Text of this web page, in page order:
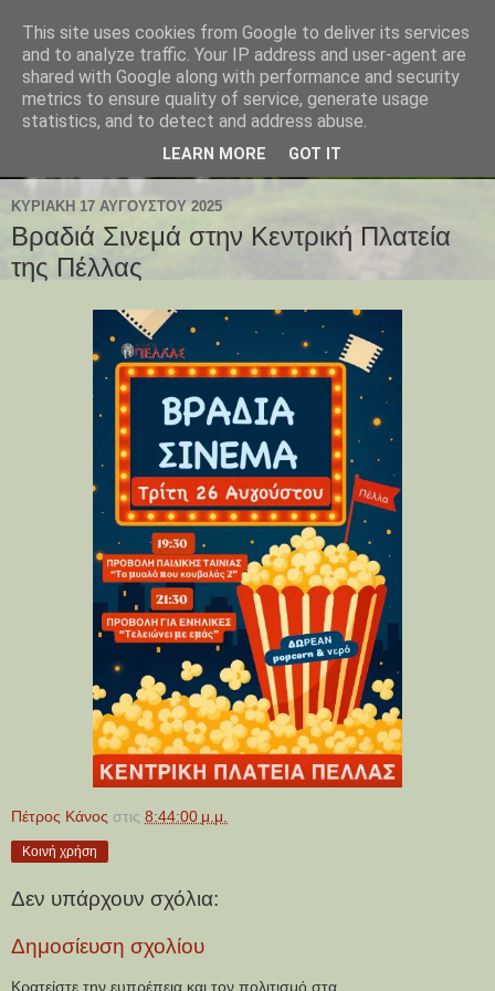
ΚΥΡΙΑΚΉ 17 ΑΥΓΟΎΣΤΟΥ 2025
Βραδιά Σινεμά στην Κεντρική Πλατεία
της Πέλλας
Πέτρος Κάνος στις 8:44:00 μ.μ.
Κοινή χρήση
Δεν υπάρχουν σχόλια:
Δημοσίευση σχολίου
Κρατείστε την ευπρέπεια και τον πολιτισμό στα
This site uses cookies from Google to deliver its services
and to analyze traffic. Your IP address and user-agent are
shared with Google along with performance and security
metrics to ensure quality of service, generate usage
statistics, and to detect and address abuse.
LEARN MORE GOT IT